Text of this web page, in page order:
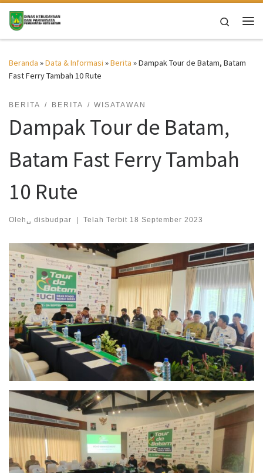
Skip to content
Search
Beranda »Data & Informasi »Berita »Dampak Tour de Batam, Batam
Fast Ferry Tambah 10 Rute
BERITA BERITA WISATAWAN
Dampak Tour de Batam,
Batam Fast Ferry Tambah
10 Rute
Oleh␣ disbudpar | Telah Terbit 18 September 2023